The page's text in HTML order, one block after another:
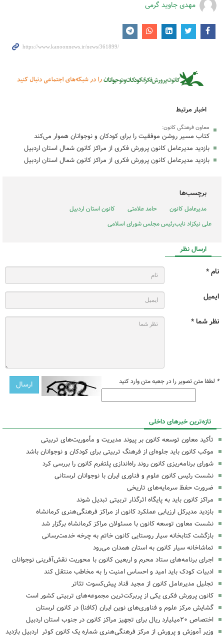
مهدی جاوید گرمی
اخبار مرتبط
معاون فرهنگی کانون:
کتاب مسیر روشن موفقیت را برای کودکان و نوجوانان هموار می‌کند
بازدید مدیرعامل کانون پرورش فکری از مراکز کانون شمال استان اردبیل
بازدید مدیرعامل کانون پرورش فکری از مراکز کانون شمال استان اردبیل
برچسب‌ها
مدیرعامل کانون حامد علامتی
کانون استان اردبیل
علی نیکزاد نایب‌رئیس مجلس شورای اسلامی
ارسال نظر
نام *
ایمیل
نظر شما *
* لطفا متن تصویر را در جعبه متن وارد کنید
تازه‌ترین خبرهای داخلی
تأکید معاون توسعه کانون بر پیوند مدیریت و مأموریت‌های تربیتی
موکب کانون باید جلوه‌ای از فرهنگ تربیتی برای کودکان و نوجوانان باشد
شورای برنامه‌ریزی کانون روند راه‌اندازی پلتفرم کانون را بررسی کرد
نشست رئیس کانون علوم و فناوری ایران با نوجوانان لرستانی
ضرورت حفظ سرمایه‌های تاریخی
مراکز کانون باید به پایگاه اثرگذار تربیتی تبدیل شوند
بازدید مدیرکل ارزیابی عملکرد کانون از مراکز فرهنگی‌هنری کرمانشاه
نشست معاون توسعه کانون با مسئولان مراکز کرمانشاه برگزار شد
بازگشت کتابخانه سیار روستایی کانون خاتم به چرخه خدمت‌رسانی
تماشاخانه سیار کانون به استان همدان می‌رود
اجرای برنامه‌های ستاد محرم و اربعین کانون با محوریت نقش‌آفرینی نوجوانان
ادبیات کودک باید امید و احساس امنیت را به مخاطب منتقل کند
تجلیل مدیرعامل کانون از مجید قناد پیش‌کسوت تئاتر
کانون پرورش فکری یکی از پربرکت‌ترین مجموعه‌های تربیتی کشور است
گشایش مرکز علوم و فناوری‌های نوین ایران (کافنا) در کانون لرستان
اختصاص ۲۰میلیارد ریال برای تجهیز مراکز کانون در جنوب استان اردبیل
وزیر آموزش و پرورش از مرکز فرهنگی‌هنری شماره یک کانون کوثر اردبیل بازدید